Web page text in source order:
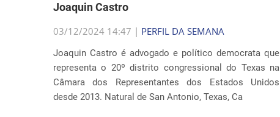
Joaquin Castro
03/12/2024 14:47 | PERFIL DA SEMANA
Joaquin Castro é advogado e político democrata que
representa o 20º distrito congressional do Texas na
Câmara dos Representantes dos Estados Unidos
desde 2013. Natural de San Antonio, Texas, Ca